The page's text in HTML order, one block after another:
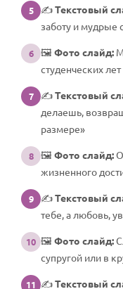
5 ✍️Текстовый
заботу и мудрые
6 🖼️ Фото слайд:
студенческих
7 ✍️Текстовый
делаешь,
размере»
8 🖼️ Фото слайд:
жизненного
9 ✍️Текстовый
тебе, а любовь,
10 🖼️ Фото слайд:
супругой или в
11 ✍️Текстовый